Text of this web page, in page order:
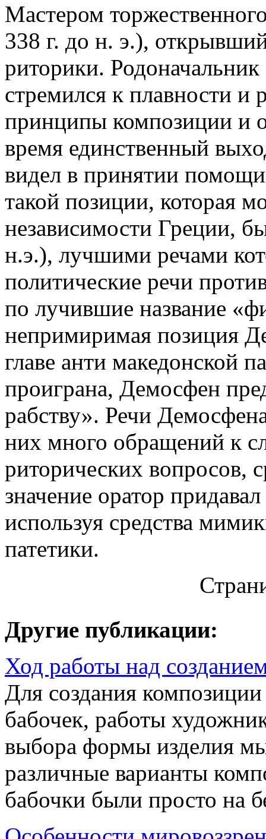
Мастером
338 г. до н. э.),
риторики.
стремился к плавности и
принципы композиции и
время единственный
видел в принятии
такой позиции, которая
независимости Греции,
н.э.), лучшими речами
политические речи
по лучившие название
непримиримая позиция
главе анти македонской
проиграна, Демосфен
рабству». Речи
них много обращений к
риторических вопросов,
значение оратор
используя средства
патетики.
Другие публикации:
Ход работы над
Для создания
бабочек, работы
выбора формы изделия
различные варианты
бабочки были просто на